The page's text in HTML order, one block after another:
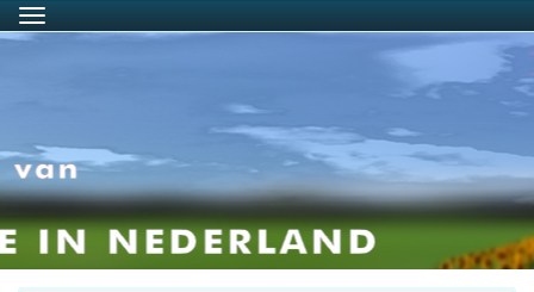
Menu